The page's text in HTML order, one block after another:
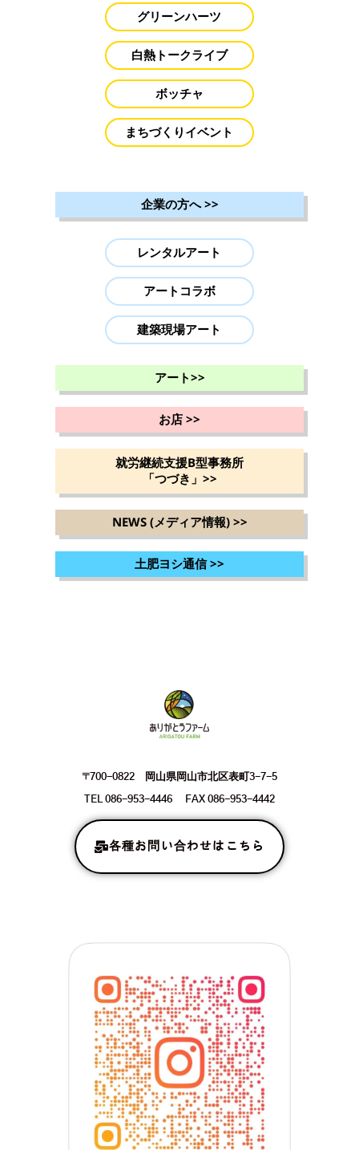
グリーンハーツ
白熱トークライブ
ボッチャ
まちづくりイベント
企業の方へ>>
レンタルアート
アートコラボ
建築現場アート
アート>>
お店>>
就労継続支援B型事務所
「つづき」 >>
NEWS (メディア情報)>>
土肥ヨシ通信>>
〒700-0822 岡山県岡山市北区表町3-7-5
TEL 086-953-4446 FAX 086-953-4442
各種お問い合わせはこちら